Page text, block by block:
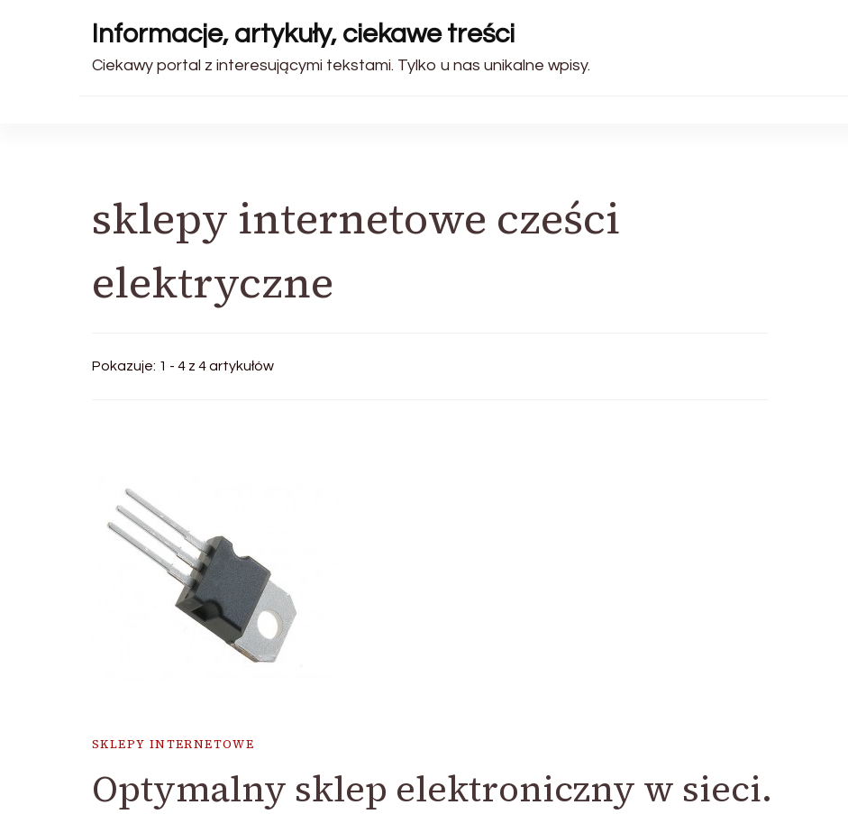
Informacje, artykuły, ciekawe treści
Ciekawy portal z interesującymi tekstami. Tylko u nas unikalne wpisy.
sklepy internetowe cześci
elektryczne
Pokazuje: 1 - 4 z 4 artykułów
SKLEPY INTERNETOWE
Optymalny sklep elektroniczny w sieci.